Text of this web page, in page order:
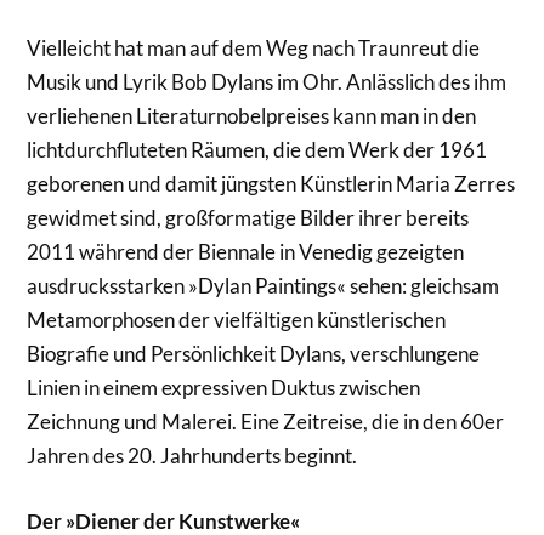
Vielleicht hat man auf dem Weg nach Traunreut die
Musik und Lyrik Bob Dylans im Ohr. Anlässlich des ihm
verliehenen Literaturnobelpreises kann man in den
lichtdurchfluteten Räumen, die dem Werk der 1961
geborenen und damit jüngsten Künstlerin Maria Zerres
gewidmet sind, großformatige Bilder ihrer bereits
2011 während der Biennale in Venedig gezeigten
ausdrucksstarken »Dylan Paintings« sehen: gleichsam
Metamorphosen der vielfältigen künstlerischen
Biografie und Persönlichkeit Dylans, verschlungene
Linien in einem expressiven Duktus zwischen
Zeichnung und Malerei. Eine Zeitreise, die in den 60er
Jahren des 20. Jahrhunderts beginnt.
Der »Diener der Kunstwerke«